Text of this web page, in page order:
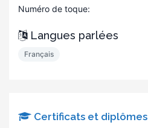
Numéro de toque:
Langues parlées
Français
Certificats et diplômes